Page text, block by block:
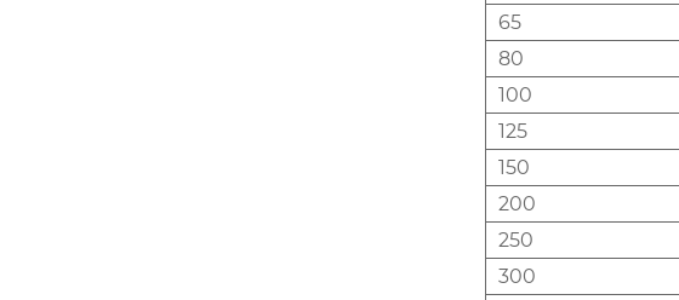
65
80
100
125
150
200
250
300